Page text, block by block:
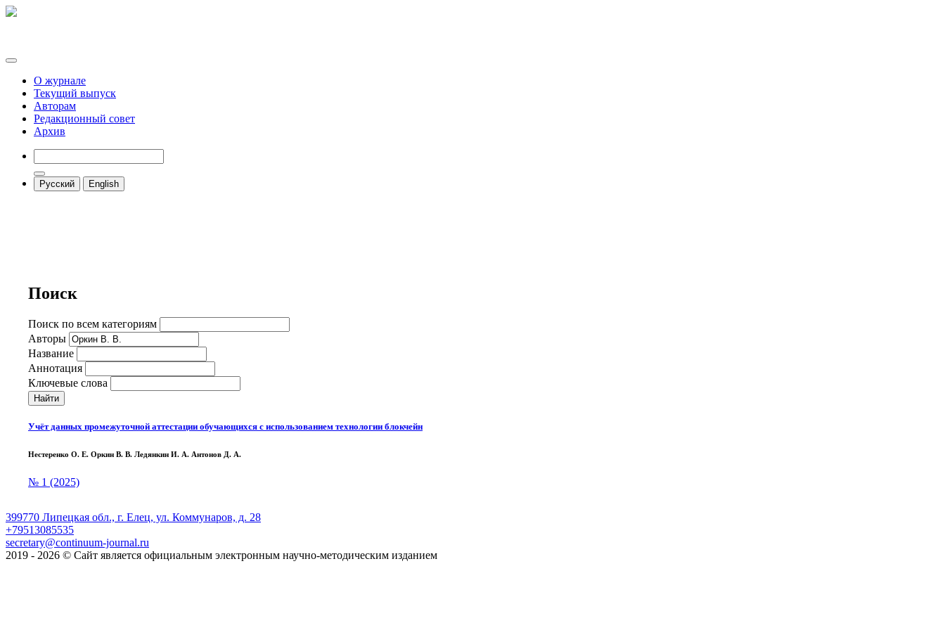
О журнале
Текущий выпуск
Авторам
Редакционный совет
Архив
Русский English
Поиск
Поиск по всем категориям
Авторы
Название
Аннотация
Ключевые слова
Найти
Учёт данных промежуточной аттестации обучающихся с использованием технологии блокчейн
Нестеренко О. Е. Оркин В. В. Ледянкин И. А. Антонов Д. А.
№ 1 (2025)
399770 Липецкая обл., г. Елец, ул. Коммунаров, д. 28
+79513085535
secretary@continuum-journal.ru
2019 - 2026 © Сайт является официальным электронным научно-методическим изданием